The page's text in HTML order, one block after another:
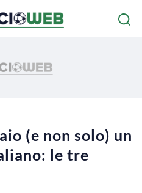
(e non solo) un
le tre